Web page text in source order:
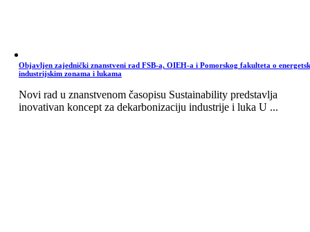
Objavljen zajednički znanstveni rad FSB-a, OIEH-a i Pomorskog fakulteta o
industrijskim zonama i lukama
Novi rad u znanstvenom časopisu Sustainability predstavlja
inovativan koncept za dekarbonizaciju industrije i luka U ...